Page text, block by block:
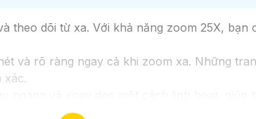
theo dõi từ xa. Với khả năng zoom 25X,
và rõ ràng ngay cả khi zoom xa. Những
xác.